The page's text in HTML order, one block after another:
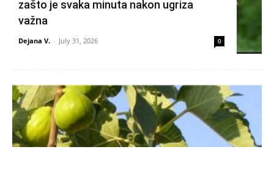
zašto je svaka minuta nakon ugriza
važna
Dejana V. - July 31, 2026 0